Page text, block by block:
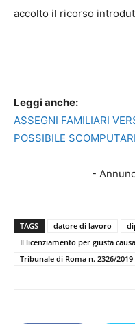
accolto il ricorso
Leggi anche:
ASSEGNI FAMILIARI
POSSIBILE
-
TAGS datore di lavoro
Il licenziamento per giusta causa
Tribunale di Roma n. 2326/2019